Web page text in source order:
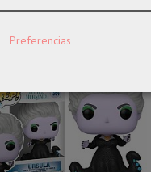
Preferencias